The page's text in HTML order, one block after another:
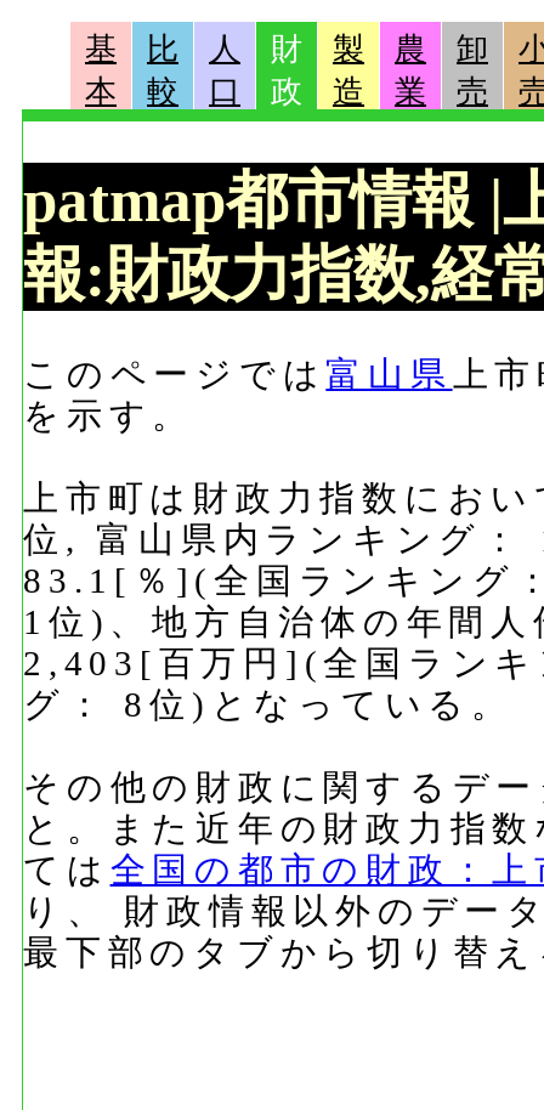
基
本
比
較
人
口
財
政
製
造
農
業
卸
売
patmap都市情報 |
報:財政力指数,経
このページでは 富山県
上
を示す。
上市町は財政力指数にお
位, 富山県内ランキング：
83.1[％](全国ランキング
1位)、地方自治体の年間
2,403[百万円](全国ラン
グ： 8位)となっている。
その他の財政に関するデ
と。また近年の財政力指
ては 全国の都市の財政：
り、 財政情報以外のデー
最下部のタブから切り替